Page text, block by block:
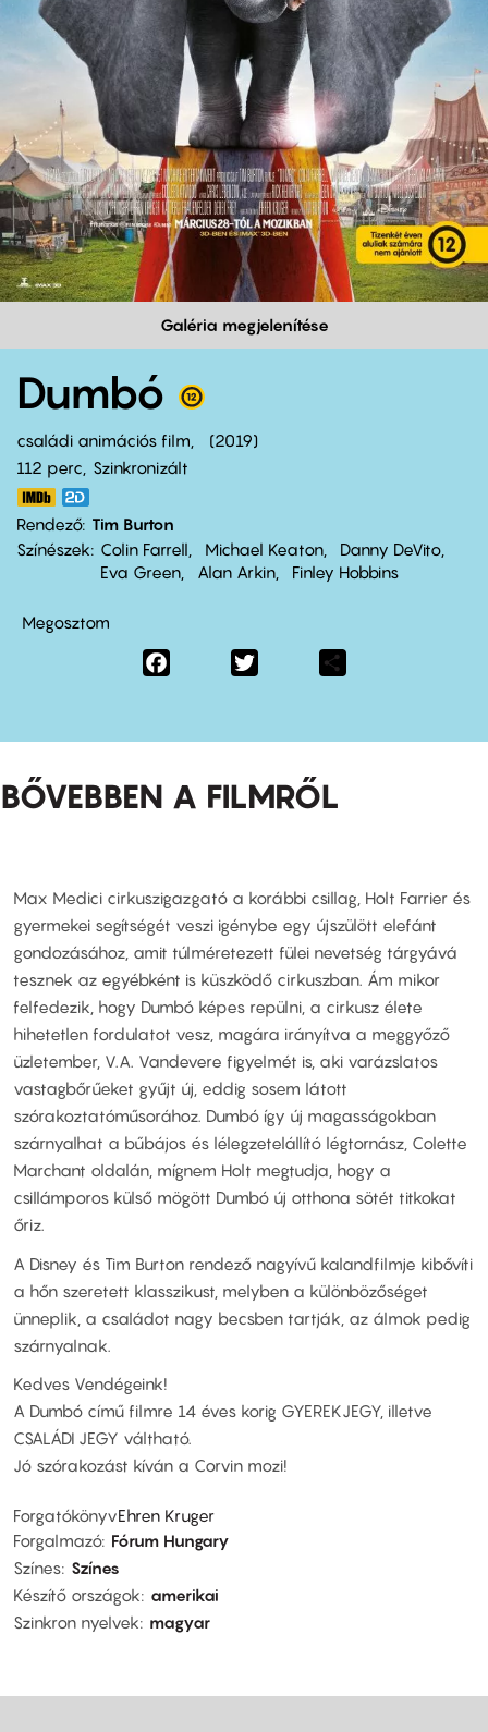
Galéria megjelenítése
Dumbó
családi animációs film
2019
112 perc,
Szinkronizált
Rendező Tim Burton
Színészek
Colin Farrell Michael Keaton
Danny DeVito
Eva Green
Alan Arkin Finley Hobbins
Megosztom
Facebook
BŐVEBBEN A FILMRŐL
Max Medici cirkuszigazgató a korábbi csillag, Holt Farrier és
gyermekei segítségét veszi igénybe egy újszülött elefánt
gondozásához, amit túlméretezett fülei nevetség tárgyává
tesznek az egyébként is küszködő cirkuszban. Ám mikor
felfedezik, hogy Dumbó képes repülni, a cirkusz élete
hihetetlen fordulatot vesz, magára irányítva a meggyőző
üzletember, V.A. Vandevere figyelmét is, aki varázslatos
vastagbőrűeket gyűjt új, eddig sosem látott
szórakoztatóműsorához. Dumbó így új magasságokban
szárnyalhat a bűbájos és lélegzetelállító légtornász, Colette
Marchant oldalán, mígnem Holt megtudja, hogy a
csillámporos külső mögött Dumbó új otthona sötét titkokat
őriz.
A Disney és Tim Burton rendező nagyívű kalandfilmje kibővíti
a hőn szeretett klasszikust, melyben a különbözőséget
ünneplik, a családot nagy becsben tartják, az álmok pedig
szárnyalnak.
Kedves Vendégeink!
A Dumbó című filmre 14 éves korig GYEREKJEGY, illetve
CSALÁDI JEGY váltható.
Jó szórakozást kíván a Corvin mozi!
ForgatókönyvEhren Kruger
Forgalmazó Fórum Hungary
Színes Színes
Készítő országok
amerikai
Szinkron nyelvek
magyar